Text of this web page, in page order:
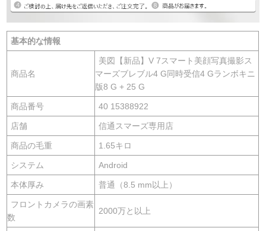
基本的な情報
商品名
美図【新品】V 7スマート美顔写真撮影ス
マーズブレブル4 G同時受信4 Gランボキニ
版8 G + 25 G
商品番号 40 15388922
店舗 信通スマーズ専用店
商品の毛重 1.65キロ
システム Android
本体厚み 普通（8.5 mm以上）
フロントカメラの画素
数
2000万と以上